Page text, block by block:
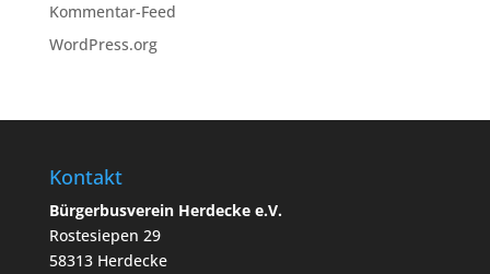
Kommentar-Feed
WordPress.org
Kontakt
Bürgerbusverein Herdecke e.V.
Rostesiepen 29
58313 Herdecke